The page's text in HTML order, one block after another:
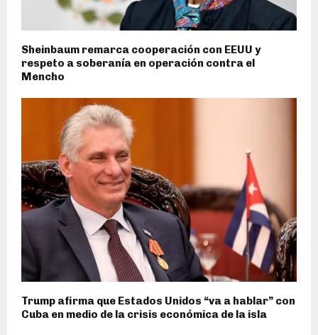
Sheinbaum remarca cooperación con EEUU y
respeto a soberanía en operación contra el
Mencho
Trump afirma que Estados Unidos “va a hablar” con
Cuba en medio de la crisis económica de la isla